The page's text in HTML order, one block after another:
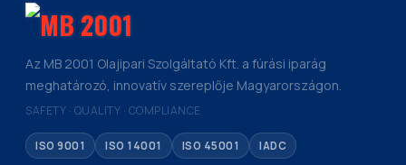
Az MB 2001 Olajipari Szolgáltató Kft. a fúrási iparág
meghatározó, innovatív szereplője Magyarországon.
SAFETY · QUALITY · COMPLIANCE
ISO 9001 ISO 14001 ISO 45001 IADC